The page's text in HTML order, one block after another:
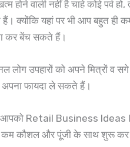
होने वाली नहीं है चाहे कोई
क्योंकि यहां पर भी आप बहुत
कर बेंच सकते हैं।
उपहारों को अपने मित्रों व
फायदा ले सकते हैं।
Retail Business Ideas In
कम कौशल और पूंजी के साथ शुरू